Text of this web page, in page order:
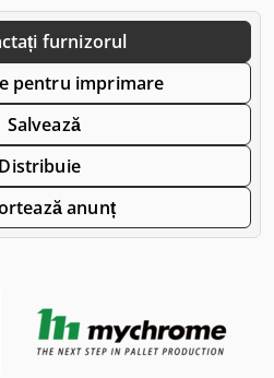
furnizorul
pentru imprimare
Salvează
Distribuie
anunț